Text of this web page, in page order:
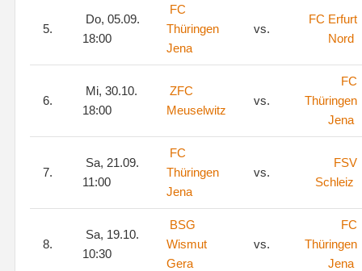
5.
Do, 05.09.
18:00
FC
Thüringen
Jena
vs.
FC Erfurt
Nord
6.
Mi, 30.10.
18:00
ZFC
Meuselwitz
vs.
FC
Thüringen
Jena
7.
Sa, 21.09.
11:00
FC
Thüringen
Jena
vs.
FSV
Schleiz
8.
Sa, 19.10.
10:30
BSG
Wismut
Gera
vs.
FC
Thüringen
Jena